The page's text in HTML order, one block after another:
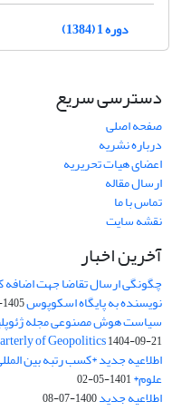
دوره 1 (1384)
دسترسی سریع
صفحه اصلی
درباره نشریه
اعضای هیات تحریریه
ارسال مقاله
تماس با ما
نقشه سایت
آخرین اخبار
چگونگی ارسال تقاضا جهت اضافه
نویسنده به پایگاه اسکوپوس1405-04-27
سیاست هوش مصنوعی مجله
of Geopolitics1404-09-21
اطلاعیه جدید *کسب رتبه بین
علوم*1401-05-02
اطلاعیه جدید1400-07-08